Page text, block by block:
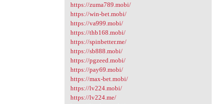
https://zuma789.mobi/
https://win-bet.mobi/
https://va999.mobi/
https://thb168.mobi/
https://spinbetter.me/
https://sb888.mobi/
https://pgzeed.mobi/
https://pay69.mobi/
https://max-bet.mobi/
https://lv224.mobi/
https://lv224.me/